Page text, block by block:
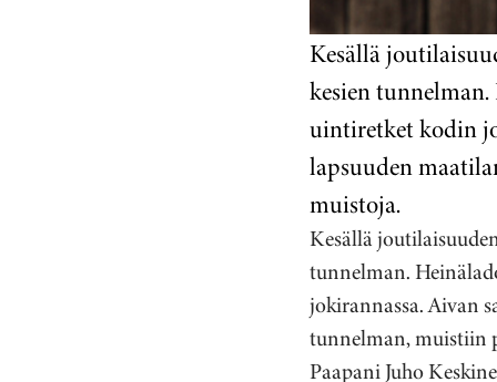
Kesällä
kesien
uintiretket kodin
lapsuuden
muistoja.
Kesällä
tunnelman.
jokirannassa. Aivan
tunnelman, muistiin
Paapani Juho